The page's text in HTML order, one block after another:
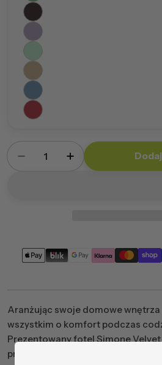
Ilość
Zmniejsz ilość dla Fotel
Zwiększ ilość
Metody
Aranżując swoje domowe
wszystkim o komfort podczas
Prezentowany fotel Simone
propozycja wygodnego i